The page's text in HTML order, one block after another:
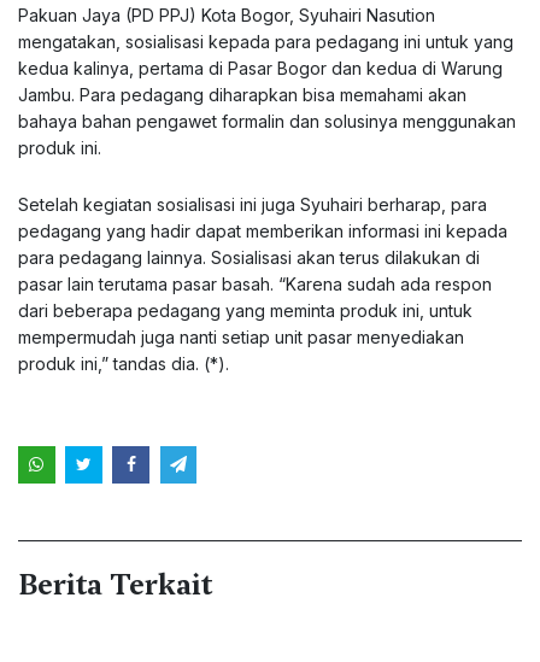
Pakuan Jaya (PD PPJ) Kota Bogor, Syuhairi Nasution
mengatakan, sosialisasi kepada para pedagang ini untuk yang
kedua kalinya, pertama di Pasar Bogor dan kedua di Warung
Jambu. Para pedagang diharapkan bisa memahami akan
bahaya bahan pengawet formalin dan solusinya menggunakan
produk ini.
Setelah kegiatan sosialisasi ini juga Syuhairi berharap, para
pedagang yang hadir dapat memberikan informasi ini kepada
para pedagang lainnya. Sosialisasi akan terus dilakukan di
pasar lain terutama pasar basah. “Karena sudah ada respon
dari beberapa pedagang yang meminta produk ini, untuk
mempermudah juga nanti setiap unit pasar menyediakan
produk ini,” tandas dia. (*).
Berita Terkait